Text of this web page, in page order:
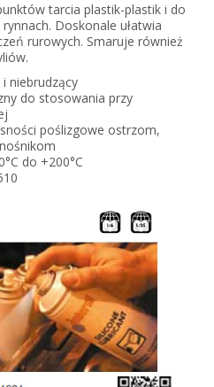
tarcia plastik-plastik i do
Doskonale ułatwia
rurowych. Smaruje również
niebrudzący
do stosowania przy
poślizgowe ostrzom,
do +200°C